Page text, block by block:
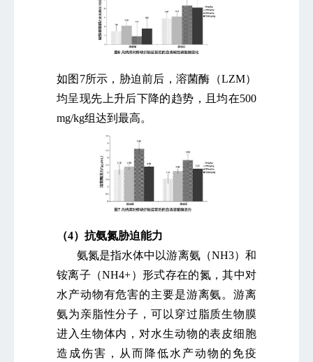
如图7所示，胁迫前后，溶菌酶（LZM）
均呈现先上升后下降的趋势，且均在500
mg/kg组达到最高。
（4）抗氨氮胁迫能力
氨氮是指水体中以游离氨（NH3）和
铵离子（NH4+）形式存在的氮，其中对
水产动物有危害的主要是游离氨。游离
氨为亲脂性分子，可以穿过脂质生物膜
进入生物体内，对水生动物的表皮细胞
造成伤害，从而降低水产动物的免疫